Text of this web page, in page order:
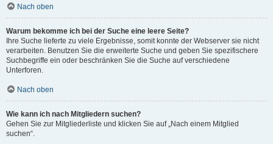
Nach oben
Warum bekomme ich bei der Suche eine leere Seite?
Ihre Suche lieferte zu viele Ergebnisse, somit konnte der Webserver sie nicht
verarbeiten. Benutzen Sie die erweiterte Suche und geben Sie spezifischere
Suchbegriffe ein oder beschränken Sie die Suche auf verschiedene
Unterforen.
Nach oben
Wie kann ich nach Mitgliedern suchen?
Gehen Sie zur Mitgliederliste und klicken Sie auf „Nach einem Mitglied
suchen“.